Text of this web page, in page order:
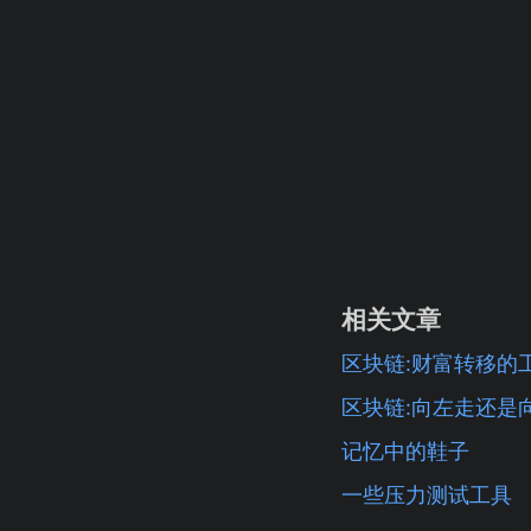
相关文章
区块链:财富转移的
区块链:向左走还是
记忆中的鞋子
一些压力测试工具